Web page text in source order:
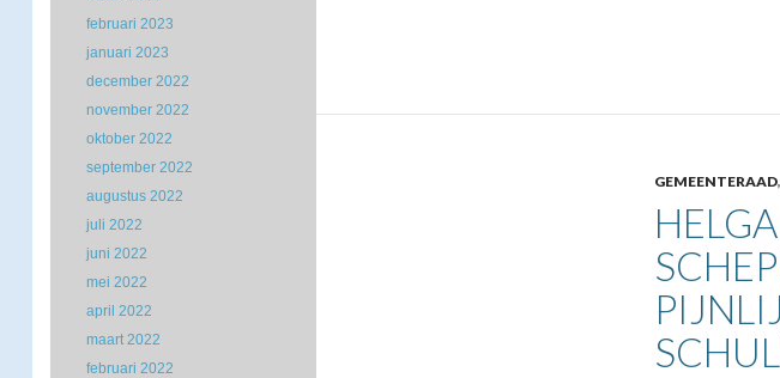
GEMEENTERAAD,
februari 2023
januari 2023
december 2022
november 2022
oktober 2022
september 2022
augustus 2022
juli 2022
juni 2022
mei 2022
april 2022
maart 2022
februari 2022